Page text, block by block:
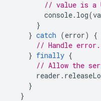
// value is a
console. log(
}
} catch (error)
{
// Handle
} finally {
// Allow the
reader .
}
}